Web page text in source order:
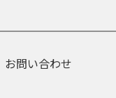
お問い合わせ